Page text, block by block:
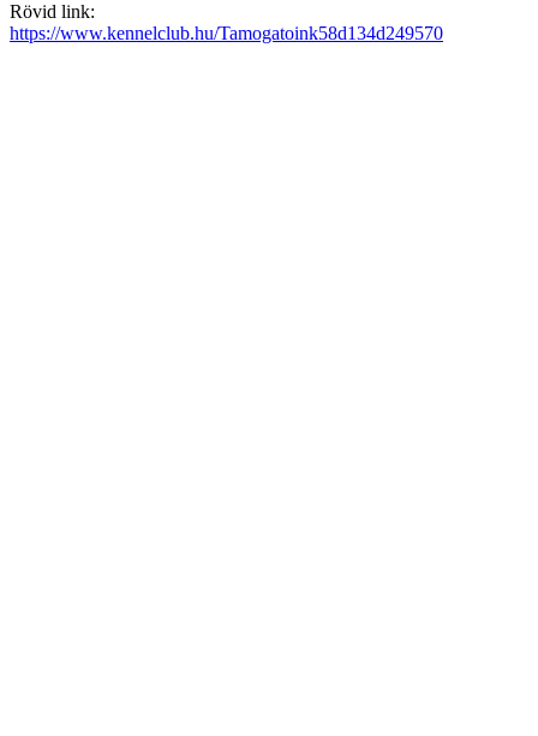
Rövid link:
https://www.kennelclub.hu/Tamogatoink58d134d249570